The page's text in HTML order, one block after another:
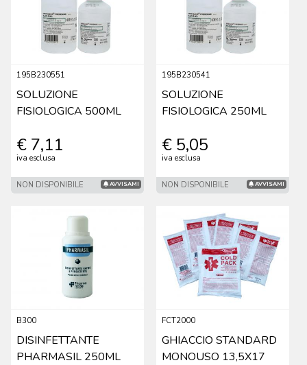
195B230551
SOLUZIONE
FISIOLOGICA 500ML
€ 7,11
iva esclusa
NON DISPONIBILE AVVISAMI
195B230541
SOLUZIONE
FISIOLOGICA 250ML
€ 5,05
iva esclusa
NON DISPONIBILE AVVISAMI
B300
DISINFETTANTE
PHARMASIL 250ML
FCT2000
GHIACCIO STANDARD
MONOUSO 13,5X17